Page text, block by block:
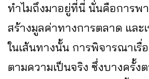
ทำไมถึงมาอยู่ที่นี่ นั่นคือการพ
สร้างมูลค่าทางการตลาด และ
ในเส้นทางนั้น การพิจารณาเรื่
ตามความเป็นจริง ซึ่งบางครั้ง